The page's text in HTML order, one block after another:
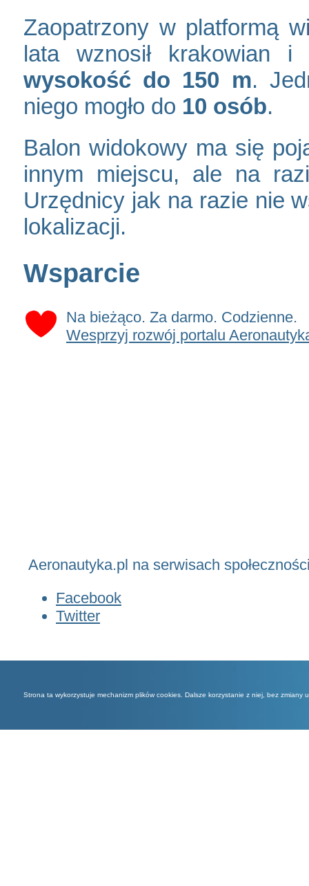
Zaopatrzony w platformą
lata wznosił krakowian
wysokość do 150 m.
niego mogło do 10 osób.
Balon widokowy ma się
innym miejscu, ale na
Urzędnicy jak na razie nie
lokalizacji.
Wsparcie
Na bieżąco. Za darmo. Codzienne.
Wesprzyj rozwój portalu
Aeronautyka.pl na serwisach
Facebook
Twitter
Strona ta wykorzystuje mechanizm plików cookies. Dalsze korzystanie z niej, bez